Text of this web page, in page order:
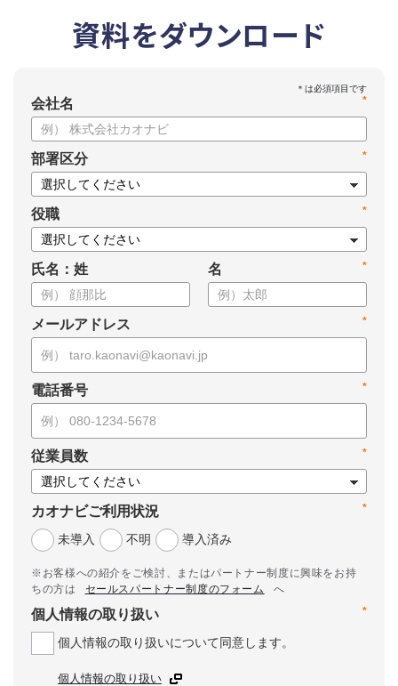
資料をダウンロード
*
会社名
*
部署区分
*
役職
氏名：姓 *
名
*
メールアドレス
*
電話番号
*
従業員数
*
カオナビご利用状況
未導入
不明 導入済み
※お客様への紹介をご検討、またはパートナー制度に興味をお持
ちの方は
セールスパートナー制度のフォーム
へ
*
個人情報の取り扱い
個人情報の取り扱いについて同意します。
個人情報の取り扱い